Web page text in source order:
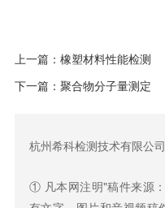
上一篇： 橡塑材料性能检测
下一篇： 聚合物分子量测定
杭州希科检测技术有限公
① 凡本网注明"稿件来源